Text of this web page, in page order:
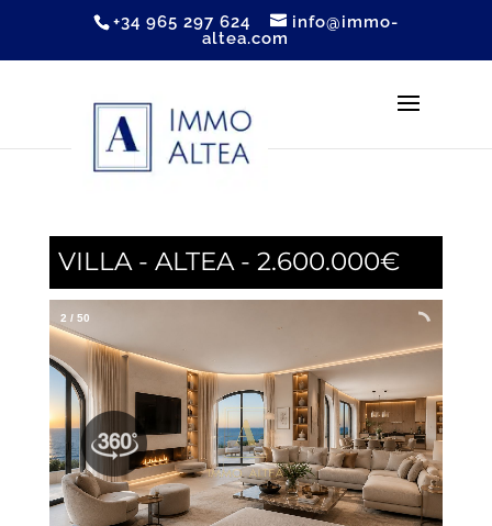
+34 965 297 624
info@immo-
altea.com
VILLA - ALTEA - 2.600.000€
2 / 50